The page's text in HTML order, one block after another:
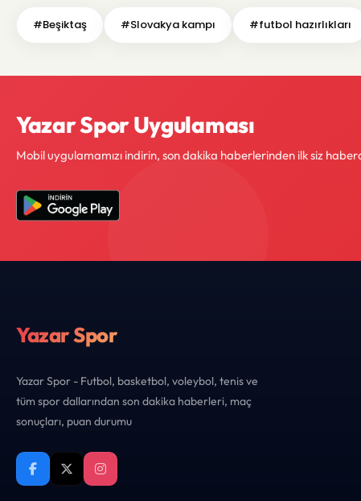
#Beşiktaş #Slovakya kampı #futbol hazırlıkları
Yazar Spor Uygulaması
Mobil uygulamamızı indirin, son dakika haberlerinden ilk siz
Yazar Spor
Yazar Spor - Futbol, basketbol, voleybol, tenis ve
tüm spor dallarından son dakika haberleri, maç
sonuçları, puan durumu